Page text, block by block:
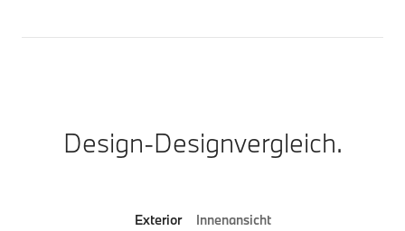
Design-Designvergleich.
Exterior Innenansicht